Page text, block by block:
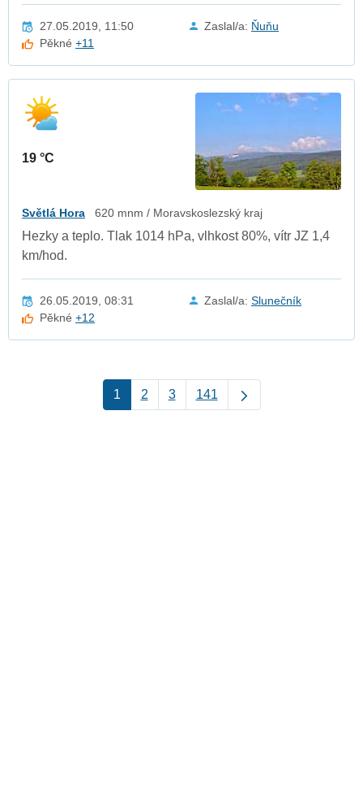
27.05.2019, 11:50 Zaslal/a: Ňuňu
Pěkné+11
19 °C
Světlá Hora 620 mnm / Moravskoslezský kraj
Hezky a teplo. Tlak 1014 hPa, vlhkost 80%, vítr JZ 1,4
km/hod.
26.05.2019, 08:31 Zaslal/a: Slunečník
Pěkné+12
1 2 3 141